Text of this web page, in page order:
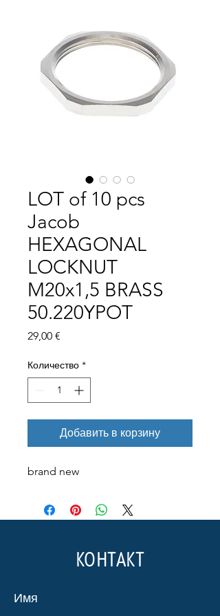
LOT of 10 pcs
Jacob
HEXAGONAL
LOCKNUT
M20x1,5 BRASS
50.220YPOT
29,00 €
Количество *
Добавить в корзину
brand new
КОНТАКТ
Имя